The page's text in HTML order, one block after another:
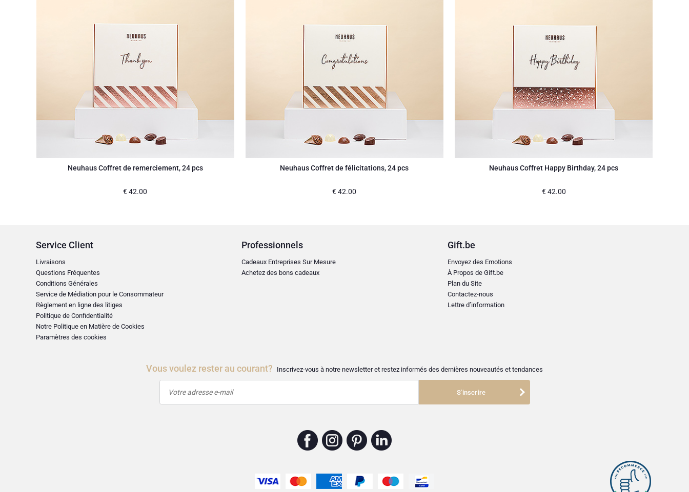
Neuhaus Coffret de remerciement, 24 pcs
€42.00
Neuhaus Coffret de félicitations, 24 pcs
€ 42.00
Neuhaus Coffret Happy Birthday, 24 pcs
€42.00
Vous voulez rester au courant? Inscrivez-vous à notre newsletter et restez informés des dernières nouveautés et tendances
Votre adresse e-mail S'inscrire
Service Client
Livraisons
Questions Fréquentes
Conditions Générales
Service de Médiation pour le Consommateur
Règlement en ligne des litiges
Politique de Confidentialité
Notre Politique en Matière de Cookies
Paramètres des cookies
Professionnels
Cadeaux Entreprises Sur Mesure
Achetez des bons cadeaux
Gift.be
Envoyez des Emotions
À Propos de Gift.be
Plan du Site
Contactez-nous
Lettre d’information